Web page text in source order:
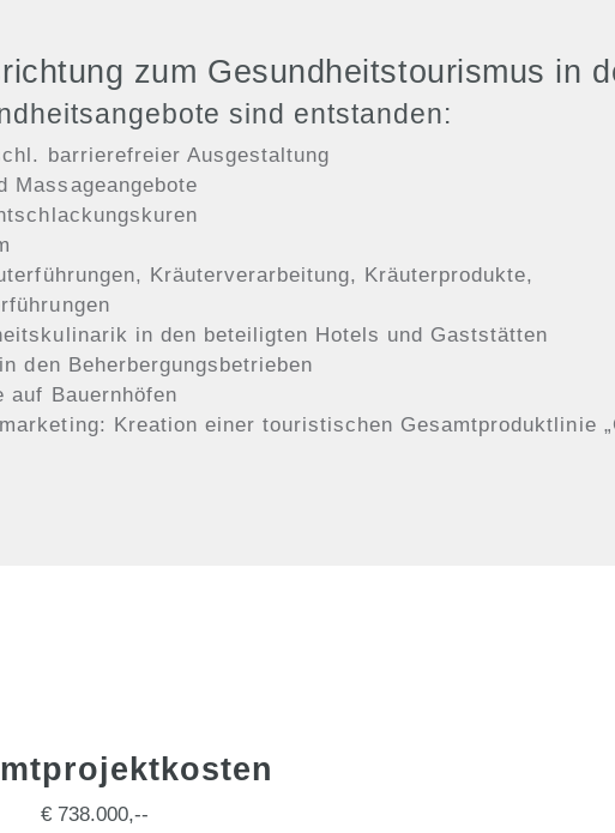
zum Gesundheitstourismus in
sind entstanden:
barrierefreier Ausgestaltung
Massageangebote
Kräuterverarbeitung, Kräuterprodukte,
in den beteiligten Hotels und Gaststätten
den Beherbergungsbetrieben
auf Bauernhöfen
Kreation einer touristischen Gesamtproduktlinie
€ 738.000,--